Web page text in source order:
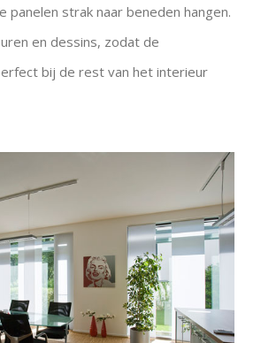
panelen strak naar beneden hangen.
en dessins, zodat de
bij de rest van het interieur